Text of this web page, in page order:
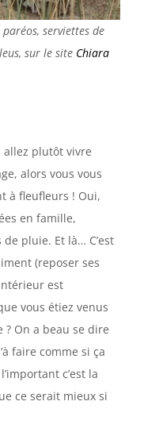
serviettes de
sur le site Chiara
allez plutôt vivre
alors vous vous
à fleufleurs ! Oui,
en famille,
pluie. Et là… C’est
(reposer ses
est
vous étiez venus
On a beau se dire
faire comme si ça
c’est la
ce serait mieux si